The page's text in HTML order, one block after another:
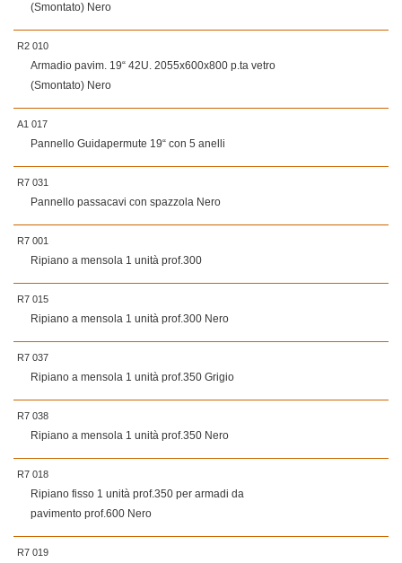
(Smontato) Nero
R2 010
Armadio pavim. 19“ 42U. 2055x600x800 p.ta vetro
(Smontato) Nero
A1 017
Pannello Guidapermute 19“ con 5 anelli
R7 031
Pannello passacavi con spazzola Nero
R7 001
Ripiano a mensola 1 unità prof.300
R7 015
Ripiano a mensola 1 unità prof.300 Nero
R7 037
Ripiano a mensola 1 unità prof.350 Grigio
R7 038
Ripiano a mensola 1 unità prof.350 Nero
R7 018
Ripiano fisso 1 unità prof.350 per armadi da
pavimento prof.600 Nero
R7 019